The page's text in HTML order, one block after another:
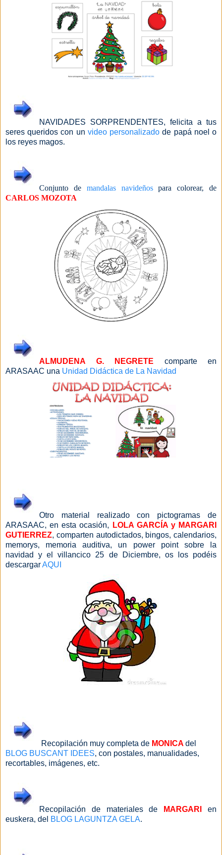
NAVIDADES SORPRENDENTES, felicita a tus
seres queridos con un video personalizado de papá noel o
los reyes magos.
Conjunto de mandalas navideñospara colorear, de
CARLOS MOZOTA
ALMUDENA G. NEGRETE comparte en
ARASAAC una Unidad Didáctica de La Navidad
Otro material realizado con pictogramas de
ARASAAC, en esta ocasión,
LOLA GARCÍA y MARGARI
GUTIERREZ, comparten autodictados, bingos, calendarios,
memorys, memoria auditiva, un power point sobre la
navidad y el villancico 25 de Diciembre, os los podéis
descargarAQUI
Recopilación muy completa de MONICA del
BLOG BUSCANT IDEES, con postales, manualidades,
recortables, imágenes, etc.
Recopilación de materiales de MARGARIen
euskera, del BLOG LAGUNTZA GELA.